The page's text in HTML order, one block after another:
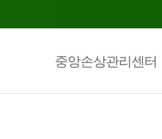
중앙손상관리센터